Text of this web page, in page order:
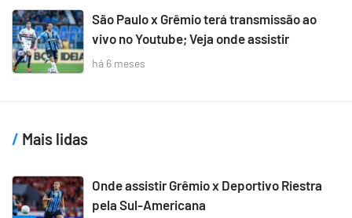
São Paulo x Grêmio terá transmissão ao
vivo no Youtube; Veja onde assistir
há 6 meses
Mais lidas
Onde assistir Grêmio x Deportivo Riestra
pela Sul-Americana